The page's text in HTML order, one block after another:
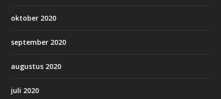
oktober 2020
september 2020
augustus 2020
juli 2020